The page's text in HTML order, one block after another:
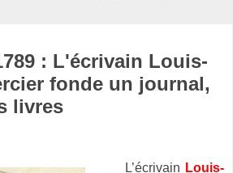
: L'écrivain Louis-
fonde un journal,
livres
L’écrivain Louis-